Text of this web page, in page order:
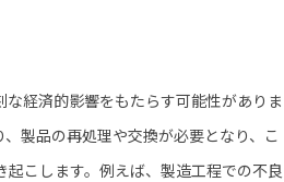
経済的影響をもたらす可能性がありま
製品の再処理や交換が必要となり、こ
こします。例えば、製造工程での不良